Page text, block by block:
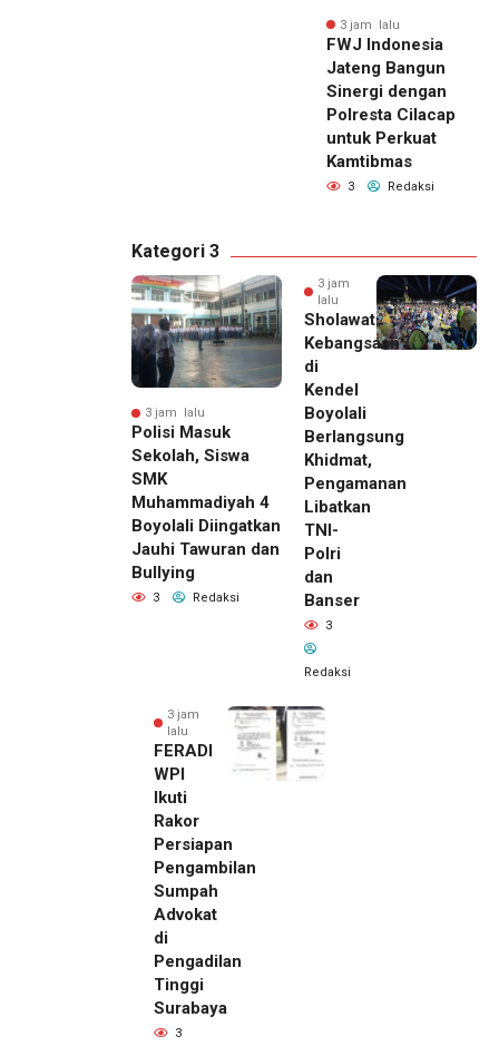
3 jam lalu
FWJ Indonesia
Jateng Bangun
Sinergi dengan
Polresta Cilacap
untuk Perkuat
Kamtibmas
3 Redaksi
Kategori 3
3 jam lalu
Polisi Masuk
Sekolah, Siswa
SMK
Muhammadiyah 4
Boyolali Diingatkan
Jauhi Tawuran dan
Bullying
3 Redaksi
3 jam
lalu
Sholawat
Kebangsaan
di
Kendel
Boyolali
Berlangsung
Khidmat,
Pengamanan
Libatkan
TNI-
Polri
dan
Banser
3
Redaksi
3 jam
lalu
FERADI
WPI
Ikuti
Rakor
Persiapan
Pengambilan
Sumpah
Advokat
di
Pengadilan
Tinggi
Surabaya
3